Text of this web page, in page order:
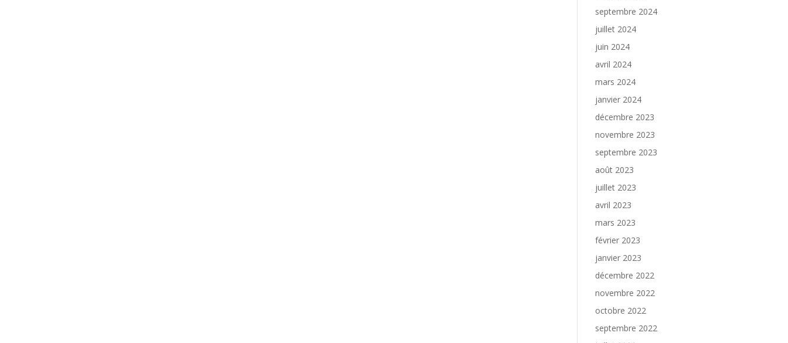
septembre 2024
juillet 2024
juin 2024
avril 2024
mars 2024
janvier 2024
décembre 2023
novembre 2023
septembre 2023
août 2023
juillet 2023
avril 2023
mars 2023
février 2023
janvier 2023
décembre 2022
novembre 2022
octobre 2022
septembre 2022